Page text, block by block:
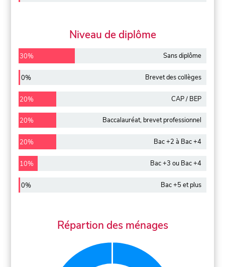
Niveau de diplôme
30% Sans diplôme
0% Brevet des collèges
20% CAP / BEP
20% Baccalauréat, brevet professionnel
20% Bac +2 à Bac +4
10% Bac +3 ou Bac +4
0% Bac +5 et plus
Répartion des ménages